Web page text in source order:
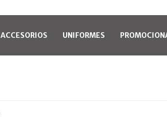
ACCESORIOS UNIFORMES